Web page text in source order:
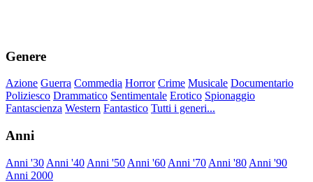
Genere
Azione Guerra Commedia Horror Crime Musicale Documentario
Poliziesco Drammatico Sentimentale Erotico Spionaggio
Fantascienza Western Fantastico Tutti i generi...
Anni
Anni '30 Anni '40 Anni '50 Anni '60 Anni '70 Anni '80 Anni '90
Anni 2000